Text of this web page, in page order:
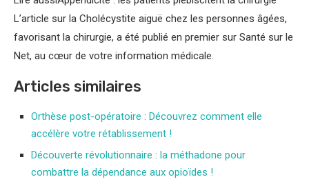
L’article sur la Cholécystite aiguë chez les personnes âgées,
favorisant la chirurgie, a été publié en premier sur Santé sur le
Net, au cœur de votre information médicale.
Articles similaires
Orthèse post-opératoire : Découvrez comment elle
accélère votre rétablissement !
Découverte révolutionnaire : la méthadone pour
combattre la dépendance aux opioïdes !